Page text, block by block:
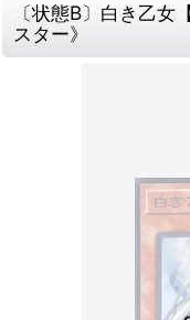
〔状態B〕白き乙
スター》